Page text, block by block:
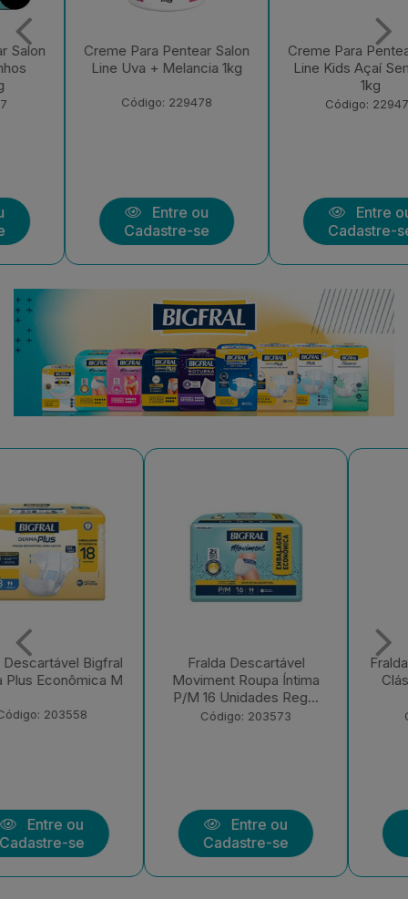
Creme Para Pentear Salon
Line Uva + Melancia 1kg
Código: 229478
Entre ou
Cadastre-se
Creme Para Pentear Salon
Line Kids Açaí Sem Frizz
Código: 229472
Entre ou
Cadastre-se
Fralda Descartável
Moviment Roupa Íntima
P/M 16 Unidades Reg...
Código: 203573
Entre ou
Cadastre-se
Fralda Descartável Bigfral
Clássica Regular EX 7
Unidades
Código: 203570
Entre ou
Cadastre-se